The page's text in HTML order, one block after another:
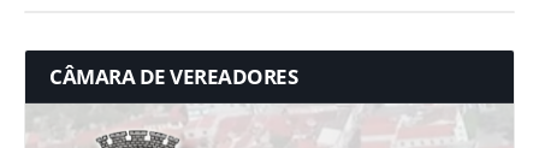
CÂMARA DE VEREADORES